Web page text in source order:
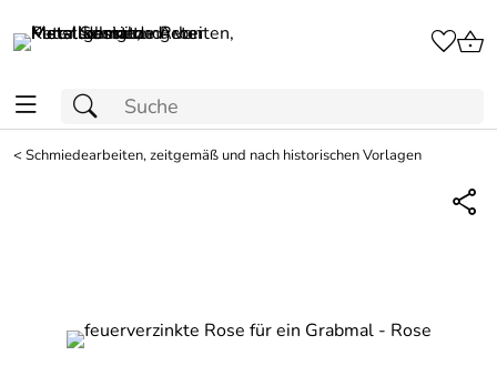
<Schmiedearbeiten, zeitgemäß und nach historischen Vorlagen